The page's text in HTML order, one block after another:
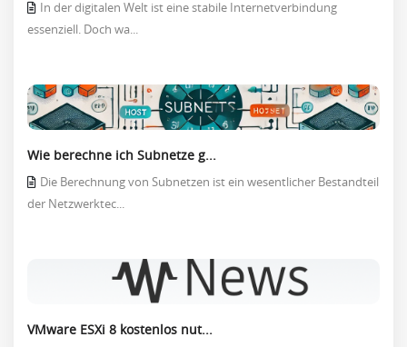
In der digitalen Welt ist eine stabile Internetverbindung
essenziell. Doch wa...
Wie berechne ich Subnetze g...
Die Berechnung von Subnetzen ist ein wesentlicher Bestandteil
der Netzwerktec...
VMware ESXi 8 kostenlos nut...